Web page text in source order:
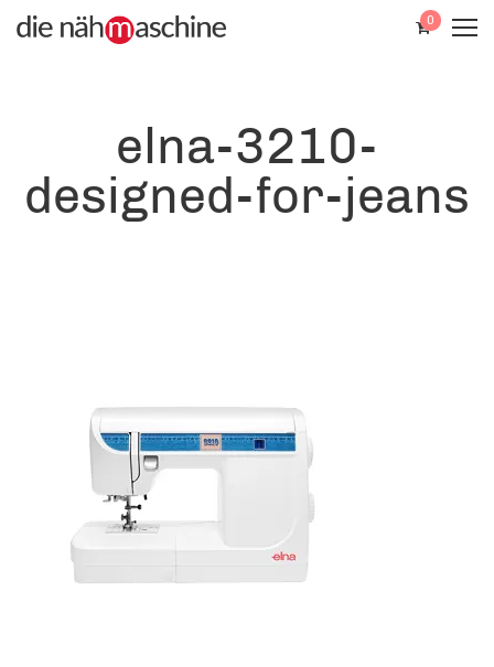
0
elna-3210-
designed-for-jeans